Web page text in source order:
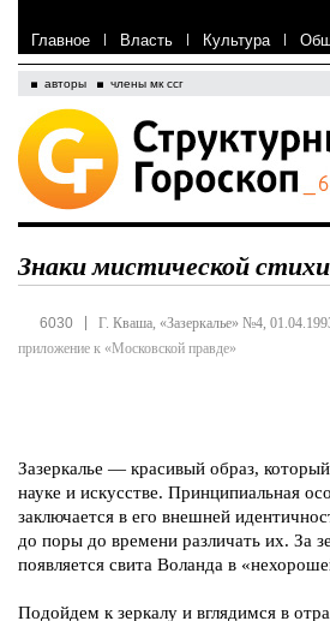
Главное | Власть | Культура |
авторы члены мк ссг
Знаки мистической
6030
Г. Кваша, «Зазеркалье» №4,
приложение к «Московской правде»
Зазеркалье — красивый образ,
науке и искусстве. Принципиальная
заключается в его внешней
до поры до времени различать их. За
появляется свита Воланда в
Подойдем к зеркалу и вглядимся в